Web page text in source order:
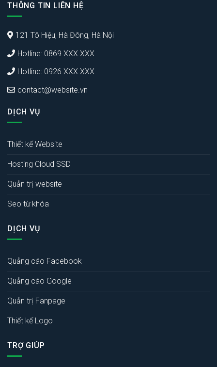
THÔNG TIN LIÊN HỆ
121 Tô Hiệu, Hà Đông, Hà Nội
Hotline: 0869 XXX XXX
Hotline: 0926 XXX XXX
contact@website.vn
DỊCH VỤ
Thiết kế Website
Hosting Cloud SSD
Quản trị website
Seo từ khóa
DỊCH VỤ
Quảng cáo Facebook
Quảng cáo Google
Quản trị Fanpage
Thiết kế Logo
TRỢ GIÚP